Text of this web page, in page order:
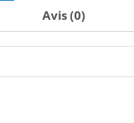
Avis (0)